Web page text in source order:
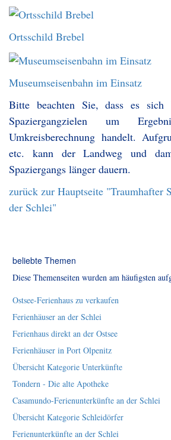
Ortsschild Brebel
Museumseisenbahn im Einsatz
Bitte beachten Sie, dass es sich
Spaziergangzielen um
Umkreisberechnung handelt.
etc. kann der Landweg und
Spaziergangs länger dauern.
zurück zur Hauptseite "Traumhafter
der Schlei"
beliebte Themen
Diese Themenseiten wurden am häufigsten
Ostsee-Ferienhaus zu verkaufen
Ferienhäuser an der Schlei
Ferienhaus direkt an der Ostsee
Ferienhäuser in Port Olpenitz
Übersicht Kategorie Unterkünfte
Tondern - Die alte Apotheke
Casamundo-Ferienunterkünfte an der Schlei
Übersicht Kategorie Schleidörfer
Ferienunterkünfte an der Schlei